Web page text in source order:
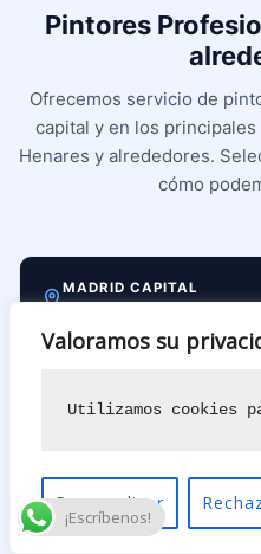
Valoramos su
Utilizamos cookies
Personalizar
Pintores
Ofrecemos servicio de
capital y en los
Henares y alrededores.
cómo
MADRID CAPITAL
¡Escríbenos!